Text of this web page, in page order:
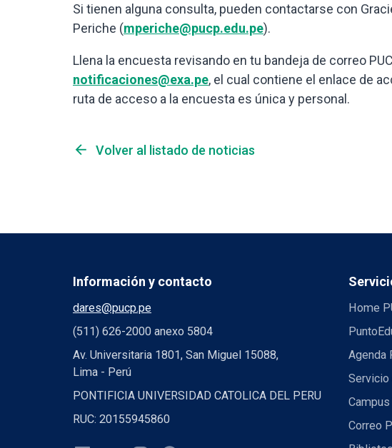
Si tienen alguna consulta, pueden contactarse con
Periche (mperiche@pucp.edu.pe).
Llena la encuesta revisando en tu bandeja de correo
notificaciones@exa.pe, el cual contiene el enlace de
ruta de acceso a la encuesta es única y personal.
arrow_back Volver al listado de noticias
Información y contacto
dares@pucp.pe
(511) 626-2000 anexo 5804
Av. Universitaria 1801, San Miguel 15088,
Lima - Perú
PONTIFICIA UNIVERSIDAD CATOLICA DEL PERU
RUC: 20155945860
Home
Agenda
Servicio
Correo